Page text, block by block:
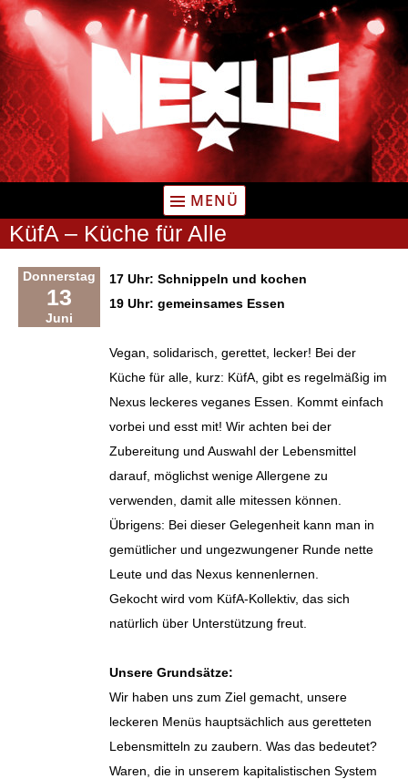
Zum
Inhalt
springen
MENÜ
KüfA – Küche für Alle
Donnerstag
13
Juni
17 Uhr: Schnippeln und kochen
19 Uhr: gemeinsames Essen
Vegan, solidarisch, gerettet, lecker! Bei der
Küche für alle, kurz: KüfA, gibt es regelmäßig im
Nexus leckeres veganes Essen. Kommt einfach
vorbei und esst mit! Wir achten bei der
Zubereitung und Auswahl der Lebensmittel
darauf, möglichst wenige Allergene zu
verwenden, damit alle mitessen können.
Übrigens: Bei dieser Gelegenheit kann man in
gemütlicher und ungezwungener Runde nette
Leute und das Nexus kennenlernen.
Gekocht wird vom KüfA-Kollektiv, das sich
natürlich über Unterstützung freut.
Unsere Grundsätze:
Wir haben uns zum Ziel gemacht, unsere
leckeren Menüs hauptsächlich aus geretteten
Lebensmitteln zu zaubern. Was das bedeutet?
Waren, die in unserem kapitalistischen System